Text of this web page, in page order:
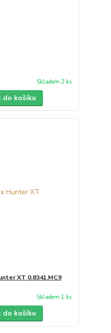
Skladem 2 ks
do košíku
XT 0.8341.MC9
Skladem 1 ks
do košíku